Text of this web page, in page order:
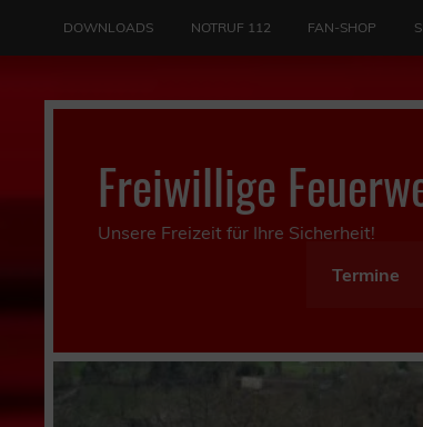
DOWNLOADS NOTRUF 112 FAN-SHOP
Freiwillige
Unsere Freizeit für Ihre Sicherheit!
Termine